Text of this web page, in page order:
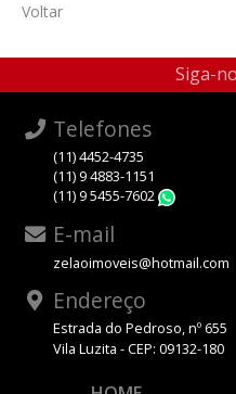
Voltar
Siga-
Telefones
(11) 4452-4735
(11) 9 4883-1151
(11) 9 5455-7602
E-mail
zelaoimoveis@hotmail.com
Endereço
Estrada do Pedroso, nº 655
Vila Luzita - CEP: 09132-180